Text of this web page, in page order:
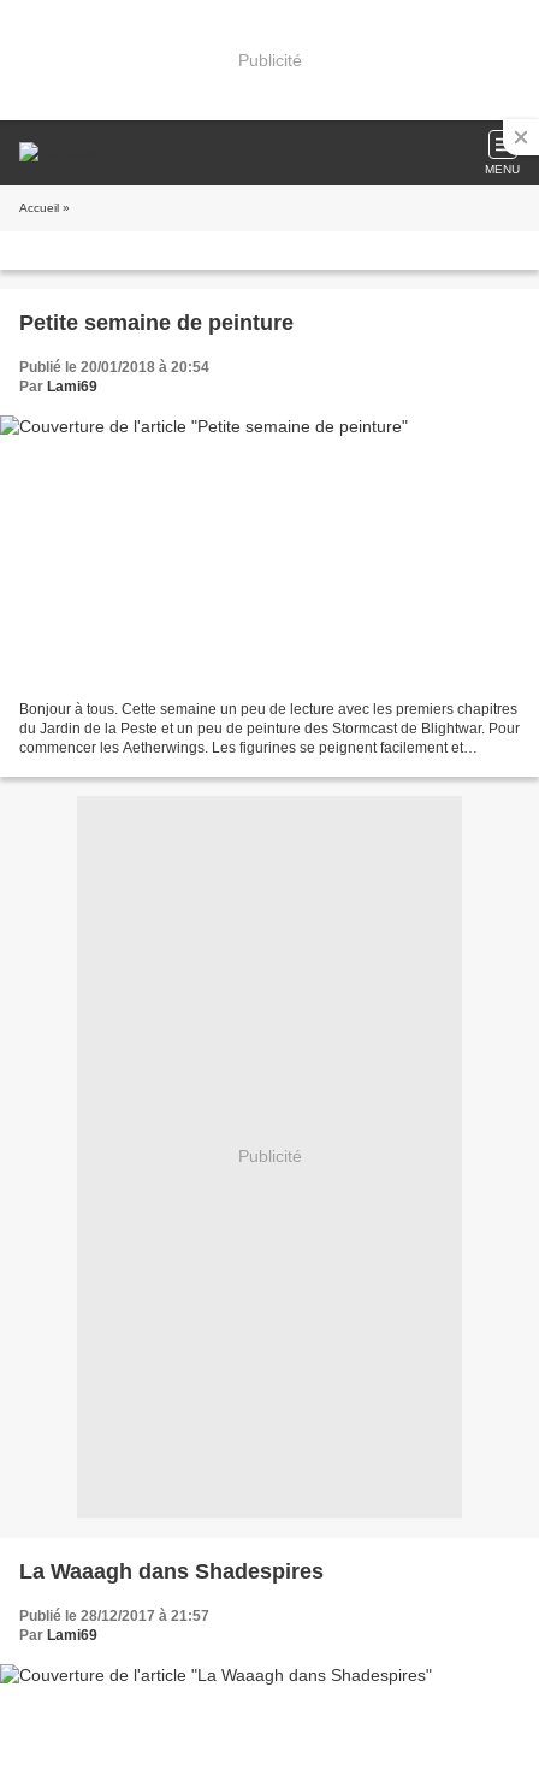
Publicité
MENU
Accueil »
Petite semaine de peinture
Publié le 20/01/2018 à 20:54
Par Lami69
Bonjour à tous. Cette semaine un peu de lecture avec les premiers chapitres
du Jardin de la Peste et un peu de peinture des Stormcast de Blightwar. Pour
commencer les Aetherwings. Les figurines se peignent facilement et
Publicité
La Waaagh dans Shadespires
Publié le 28/12/2017 à 21:57
Par Lami69